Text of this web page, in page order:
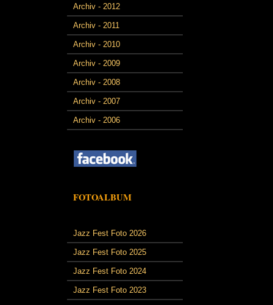
Archiv - 2012
Archiv - 2011
Archiv - 2010
Archiv - 2009
Archiv - 2008
Archiv - 2007
Archiv - 2006
FOTOALBUM
Jazz Fest Foto 2026
Jazz Fest Foto 2025
Jazz Fest Foto 2024
Jazz Fest Foto 2023